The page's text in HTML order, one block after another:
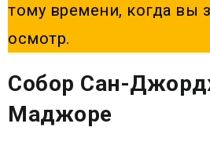
тому времени, когда вы
осмотр.
Собор Сан-
Маджоре